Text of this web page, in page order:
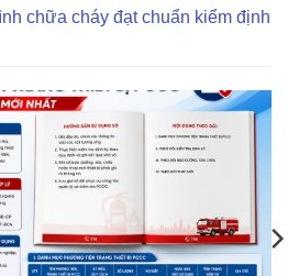
chữa cháy đạt chuẩn kiểm định